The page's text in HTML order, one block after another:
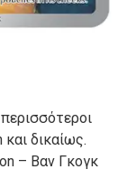
περισσότεροι
και δικαίως.
– Βαν Γκογκ